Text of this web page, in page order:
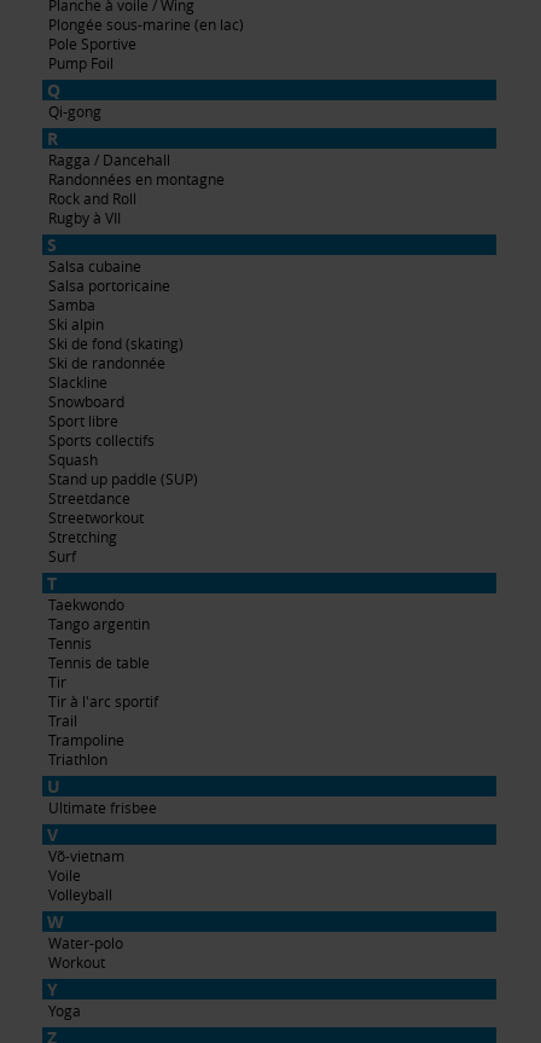
Planche à voile / Wing
Plongée sous-marine (en lac)
Pole Sportive
Pump Foil
Q
Qi-gong
R
Ragga / Dancehall
Randonnées en montagne
Rock and Roll
Rugby à VII
S
Salsa cubaine
Salsa portoricaine
Samba
Ski alpin
Ski de fond (skating)
Ski de randonnée
Slackline
Snowboard
Sport libre
Sports collectifs
Squash
Stand up paddle (SUP)
Streetdance
Streetworkout
Stretching
Surf
T
Taekwondo
Tango argentin
Tennis
Tennis de table
Tir
Tir à l'arc sportif
Trail
Trampoline
Triathlon
U
Ultimate frisbee
V
Võ-vietnam
Voile
Volleyball
W
Water-polo
Workout
Y
Yoga
Z